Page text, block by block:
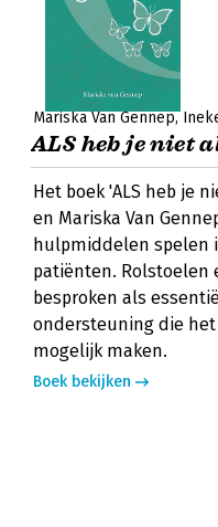
Mariska Van Gennep
ALS heb je niet
Het boek 'ALS heb je
en Mariska Van
hulpmiddelen spelen
patiënten. Rolstoelen
besproken als
ondersteuning die
mogelijk maken.
Boek bekijken